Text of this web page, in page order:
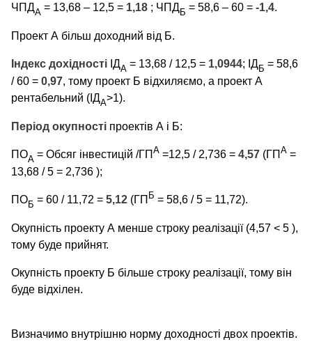
ЧПДА = 13,68 – 12,5 = 1,18 ; ЧПДБ = 58,6 – 60 = -1,4.
Проект А більш доходний від Б.
Індекс дохідності IДА = 13,68 / 12,5 = 1,0944; IДБ = 58,6
/ 60 = 0,97, тому проект Б відхиляємо, а проект А
рентабельний (IДА>1).
Період окупності проектів А і Б:
ПОА = Обсяг інвестицій /ГП А =12,5 / 2,736 = 4,57 (ГП А =
13,68 / 5 = 2,736 );
ПОБ = 60 / 11,72 = 5,12 (ГП Б = 58,6 / 5 = 11,72).
Окупність проекту А менше строку реалізації (4,57 < 5 ),
тому буде прийнят.
Окупність проекту Б більше строку реалізації, тому він
буде відхілен.
Визначимо внутрішню норму доходності двох проектів.